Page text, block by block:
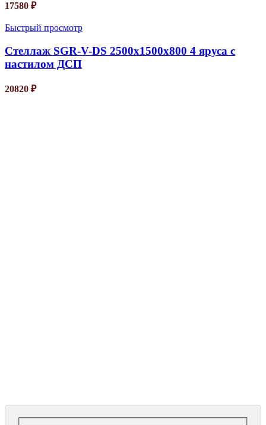
17580 ₽
Быстрый просмотр
Стеллаж SGR-V-DS 2500х1500х800 4 яруса с
настилом ДСП
20820 ₽